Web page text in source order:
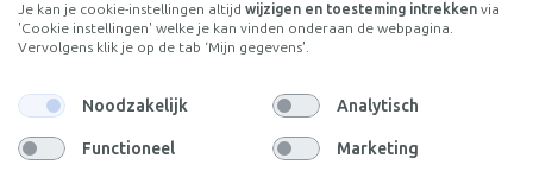
Je kan je cookie-instellingen altijd wijzigen en toesteming intrekken via
'Cookie instellingen' welke je kan vinden onderaan de webpagina.
Vervolgens klik je op de tab ‘Mijn gegevens'.
Noodzakelijk Analytisch
Functioneel Marketing